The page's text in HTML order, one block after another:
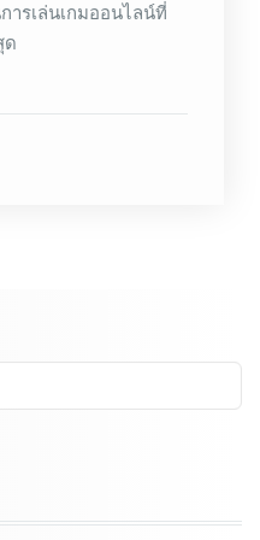
รเล่นเกมออนไลน์ที่
ด